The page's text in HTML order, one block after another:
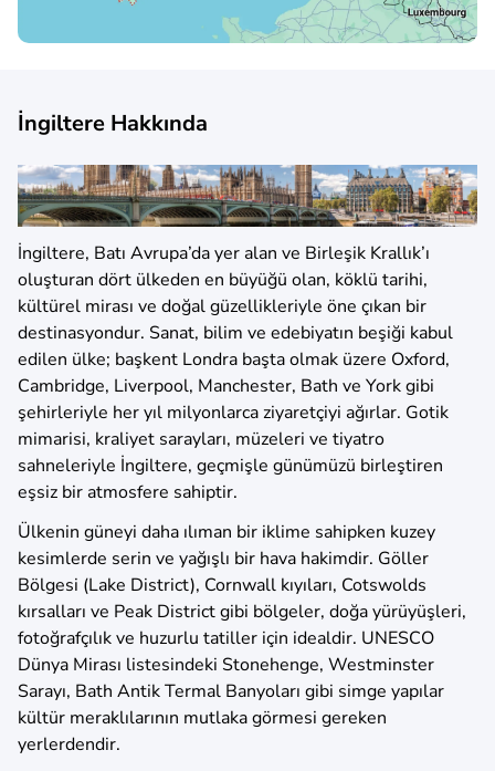
İngiltere Hakkında
İngiltere, Batı Avrupa’da yer alan ve Birleşik Krallık’ı
oluşturan dört ülkeden en büyüğü olan, köklü tarihi,
kültürel mirası ve doğal güzellikleriyle öne çıkan bir
destinasyondur. Sanat, bilim ve edebiyatın beşiği kabul
edilen ülke; başkent Londra başta olmak üzere Oxford,
Cambridge, Liverpool, Manchester, Bath ve York gibi
şehirleriyle her yıl milyonlarca ziyaretçiyi ağırlar. Gotik
mimarisi, kraliyet sarayları, müzeleri ve tiyatro
sahneleriyle İngiltere, geçmişle günümüzü birleştiren
eşsiz bir atmosfere sahiptir.
Ülkenin güneyi daha ılıman bir iklime sahipken kuzey
kesimlerde serin ve yağışlı bir hava hakimdir. Göller
Bölgesi (Lake District), Cornwall kıyıları, Cotswolds
kırsalları ve Peak District gibi bölgeler, doğa yürüyüşleri,
fotoğrafçılık ve huzurlu tatiller için idealdir. UNESCO
Dünya Mirası listesindeki Stonehenge, Westminster
Sarayı, Bath Antik Termal Banyoları gibi simge yapılar
kültür meraklılarının mutlaka görmesi gereken
yerlerdendir.